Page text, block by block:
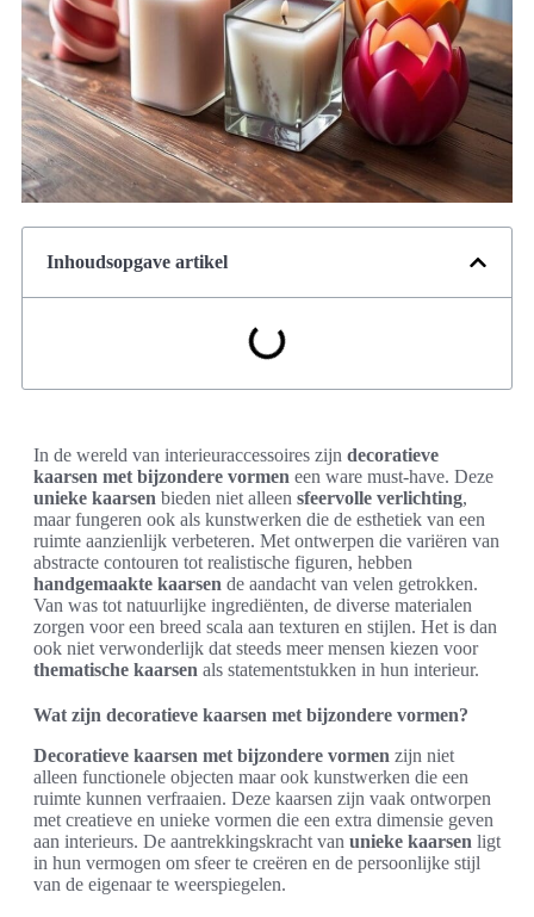
Inhoudsopgave artikel
In de wereld van interieuraccessoires zijn decoratieve
kaarsen met bijzondere vormen een ware must-have. Deze
unieke kaarsen bieden niet alleen sfeervolle verlichting,
maar fungeren ook als kunstwerken die de esthetiek van een
ruimte aanzienlijk verbeteren. Met ontwerpen die variëren van
abstracte contouren tot realistische figuren, hebben
handgemaakte kaarsen de aandacht van velen getrokken.
Van was tot natuurlijke ingrediënten, de diverse materialen
zorgen voor een breed scala aan texturen en stijlen. Het is dan
ook niet verwonderlijk dat steeds meer mensen kiezen voor
thematische kaarsen als statementstukken in hun interieur.
Wat zijn decoratieve kaarsen met bijzondere vormen?
Decoratieve kaarsen met bijzondere vormen zijn niet
alleen functionele objecten maar ook kunstwerken die een
ruimte kunnen verfraaien. Deze kaarsen zijn vaak ontworpen
met creatieve en unieke vormen die een extra dimensie geven
aan interieurs. De aantrekkingskracht van unieke kaarsen ligt
in hun vermogen om sfeer te creëren en de persoonlijke stijl
van de eigenaar te weerspiegelen.